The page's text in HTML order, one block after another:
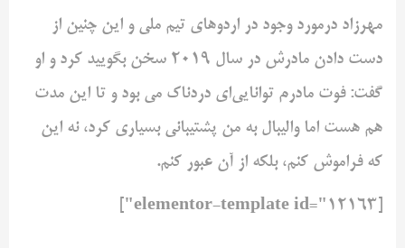
مهرزاد درمورد وجود در اردوهای تیم ملی و این چنین از
دست دادن مادرش در سال ۲۰۱۹ سخن بگویید کرد و او
گفت: فوت مادرم توانایی‌ای دردناک می بود و تا این مدت
هم هست اما والیبال به من پشتیبانی بسیاری کرد، نه این
که فراموش کنم، بلکه از آن عبور کنم.